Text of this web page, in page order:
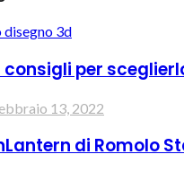
per
13, 2022
di Romolo